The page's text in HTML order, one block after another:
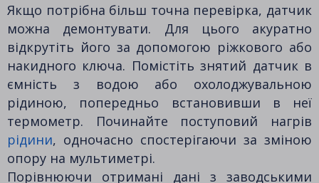
Якщо потрібна більш точна перевірка, датчик
можна демонтувати. Для цього акуратно
відкрутіть його за допомогою ріжкового або
накидного ключа. Помістіть знятий датчик в
ємність з водою або охолоджувальною
рідиною, попередньо встановивши в неї
термометр. Починайте поступовий нагрів
рідини, одночасно спостерігаючи за зміною
опору на мультиметрі.
Порівнюючи отримані дані з заводськими